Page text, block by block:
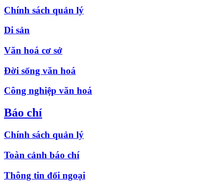
Chính sách quản lý
Di sản
Văn hoá cơ sở
Đời sống văn hoá
Công nghiệp văn hoá
Báo chí
Chính sách quản lý
Toàn cảnh báo chí
Thông tin đối ngoại